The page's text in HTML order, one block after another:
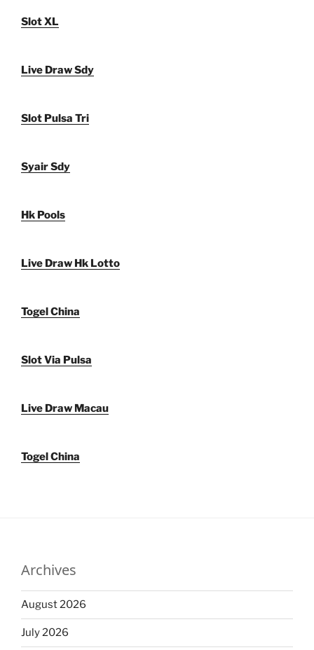
Slot XL
Live Draw Sdy
Slot Pulsa Tri
Syair Sdy
Hk Pools
Live Draw Hk Lotto
Togel China
Slot Via Pulsa
Live Draw Macau
Togel China
Archives
August 2026
July 2026